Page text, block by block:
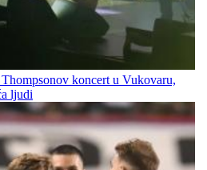
koncert u Vukovaru,
ljudi